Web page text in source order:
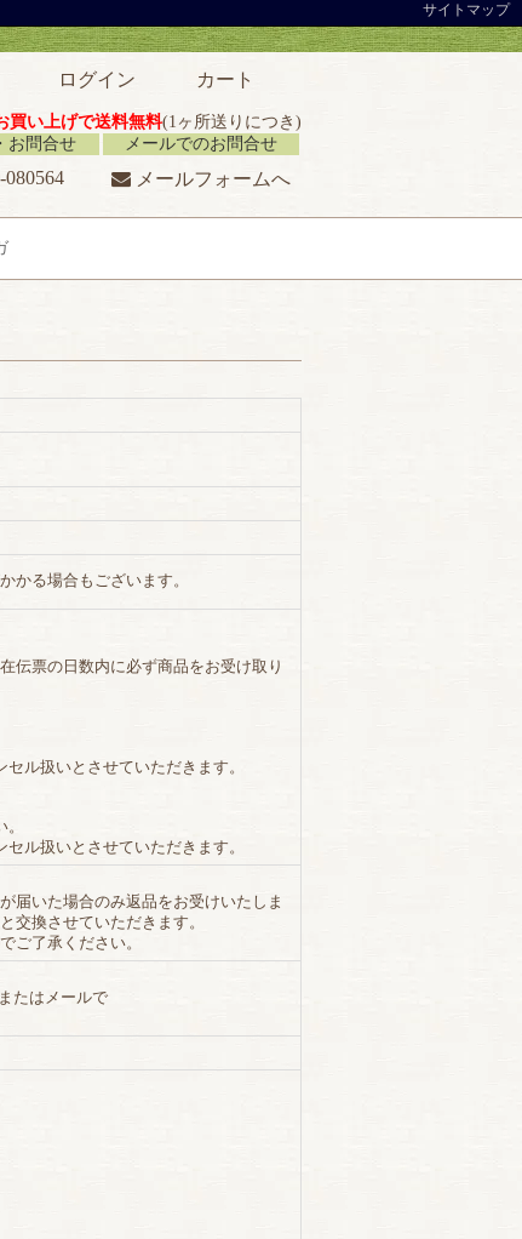
サイトマップ
ログイン カート
買い上げで送料無料(1ヶ所送りにつき)
メールでのお問合せ
メールフォームへ
お問合せ
080564
かる場合もございます。
伝票の日数内に必ず商品をお受け取り
ル扱いとさせていただきます。
ル扱いとさせていただきます。
届いた場合のみ返品をお受けいたしま
交換させていただきます。
ご了承ください。
たはメールで